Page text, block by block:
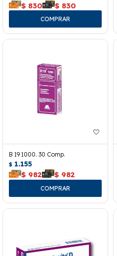
$ 830 $ 830
B 19 1000. 30 Comp.
$ 1.155
$ 982 $ 982